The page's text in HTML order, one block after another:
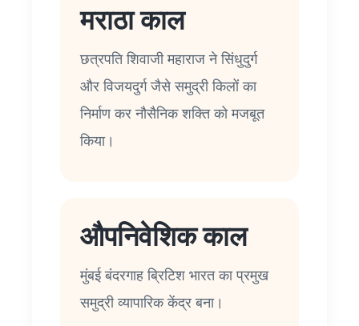
मराठा काल
छत्रपति शिवाजी महाराज ने सिंधुदुर्ग
और विजयदुर्ग जैसे समुद्री किलों का
निर्माण कर नौसैनिक शक्ति को मजबूत
किया।
औपनिवेशिक काल
मुंबई बंदरगाह ब्रिटिश भारत का प्रमुख
समुद्री व्यापारिक केंद्र बना।